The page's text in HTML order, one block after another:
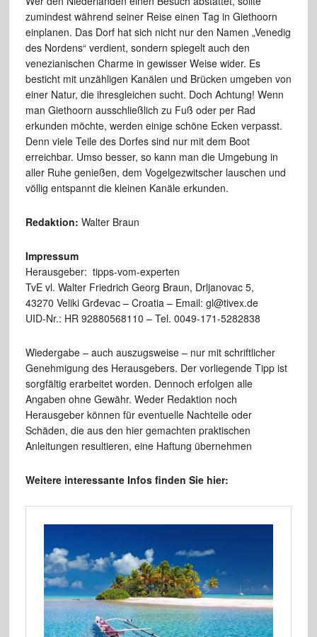
zumindest während seiner Reise einen Tag in Giethoorn
einplanen. Das Dorf hat sich nicht nur den Namen „Venedig
des Nordens“ verdient, sondern spiegelt auch den
venezianischen Charme in gewisser Weise wider. Es
besticht mit unzähligen Kanälen und Brücken umgeben von
einer Natur, die ihresgleichen sucht. Doch Achtung! Wenn
man Giethoorn ausschließlich zu Fuß oder per Rad
erkunden möchte, werden einige schöne Ecken verpasst.
Denn viele Teile des Dorfes sind nur mit dem Boot
erreichbar. Umso besser, so kann man die Umgebung in
aller Ruhe genießen, dem Vogelgezwitscher lauschen und
völlig entspannt die kleinen Kanäle erkunden.
Redaktion: Walter Braun
Impressum
Herausgeber: tipps-vom-experten
TvE vl. Walter Friedrich Georg Braun, Drljanovac 5,
43270 Veliki Grđevac – Croatia – Email: gl@tivex.de
UID-Nr.: HR 92880568110 – Tel. 0049-171-5282838
Wiedergabe – auch auszugsweise – nur mit schriftlicher
Genehmigung des Herausgebers. Der vorliegende Tipp ist
sorgfältig erarbeitet worden. Dennoch erfolgen alle
Angaben ohne Gewähr. Weder Redaktion noch
Herausgeber können für eventuelle Nachteile oder
Schäden, die aus den hier gemachten praktischen
Anleitungen resultieren, eine Haftung übernehmen
Weitere interessante Infos finden Sie hier: